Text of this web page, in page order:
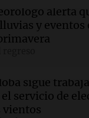
al Congreso:
la marcha
marcharon en
contra la
alerta
y eventos
sigue
servicio de
vientos